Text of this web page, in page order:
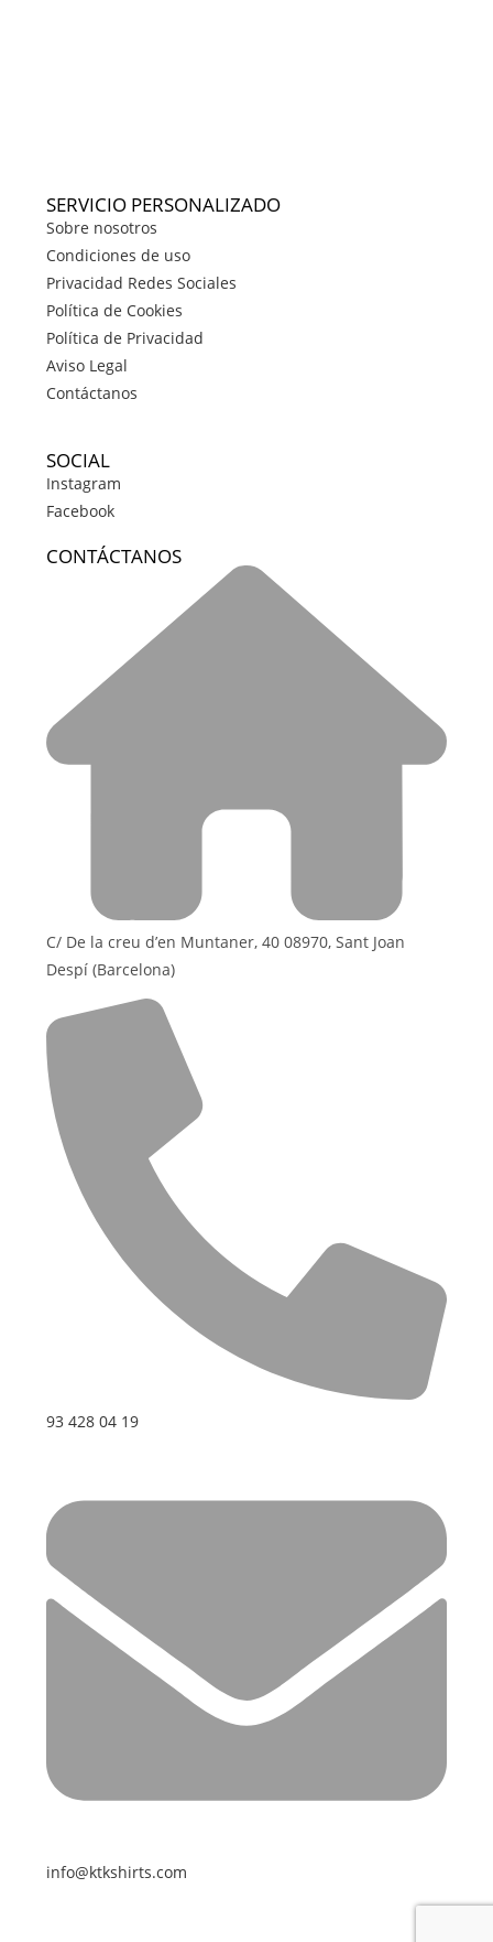
SERVICIO PERSONALIZADO
Sobre nosotros
Condiciones de uso
Privacidad Redes Sociales
Política de Cookies
Política de Privacidad
Aviso Legal
Contáctanos
SOCIAL
Instagram
Facebook
CONTÁCTANOS
C/ De la creu d’en Muntaner, 40 08970, Sant Joan
Despí (Barcelona)
93 428 04 19
info@ktkshirts.com